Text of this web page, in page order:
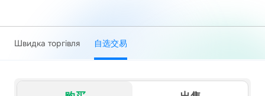
Швидка торгівля 自选交易